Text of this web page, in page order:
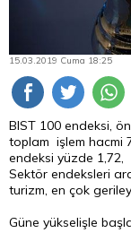
15.03.2019 Cuma 18:25
BIST 100 endeksi,
toplam işlem hacmi
endeksi yüzde 1,72,
Sektör endeksleri
turizm, en çok
Güne yükselişle